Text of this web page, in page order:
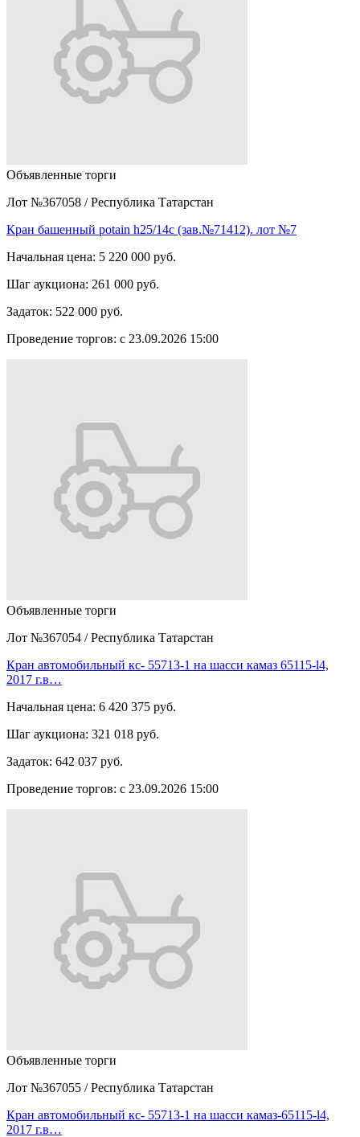
Объявленные торги
Лот №367058 / Республика Татарстан
Кран башенный potain h25/14c (зав.№71412). лот №7
Начальная цена: 5 220 000 руб.
Шаг аукциона: 261 000 руб.
Задаток: 522 000 руб.
Проведение торгов: с 23.09.2026 15:00
Объявленные торги
Лот №367054 / Республика Татарстан
Кран автомобильный кс- 55713-1 на шасси камаз 65115-l4,
2017 г.в…
Начальная цена: 6 420 375 руб.
Шаг аукциона: 321 018 руб.
Задаток: 642 037 руб.
Проведение торгов: с 23.09.2026 15:00
Объявленные торги
Лот №367055 / Республика Татарстан
Кран автомобильный кс- 55713-1 на шасси камаз-65115-l4,
2017 г.в…